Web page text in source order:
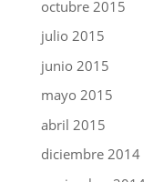
octubre 2015
julio 2015
junio 2015
mayo 2015
abril 2015
diciembre 2014